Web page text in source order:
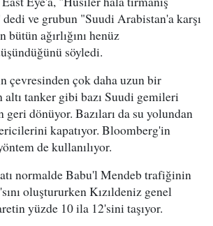
ve grubun "Suudi Arabistan'a karşı
ağırlığını henüz
söyledi.
çevresinden çok daha uzun bir
altı tanker gibi bazı Suudi gemileri
dönüyor. Bazıları da su yolundan
kapatıyor. Bloomberg'in
de kullanılıyor.
normalde Babu'l Mendeb trafiğinin
oluştururken Kızıldeniz genel
yüzde 10 ila 12'sini taşıyor.